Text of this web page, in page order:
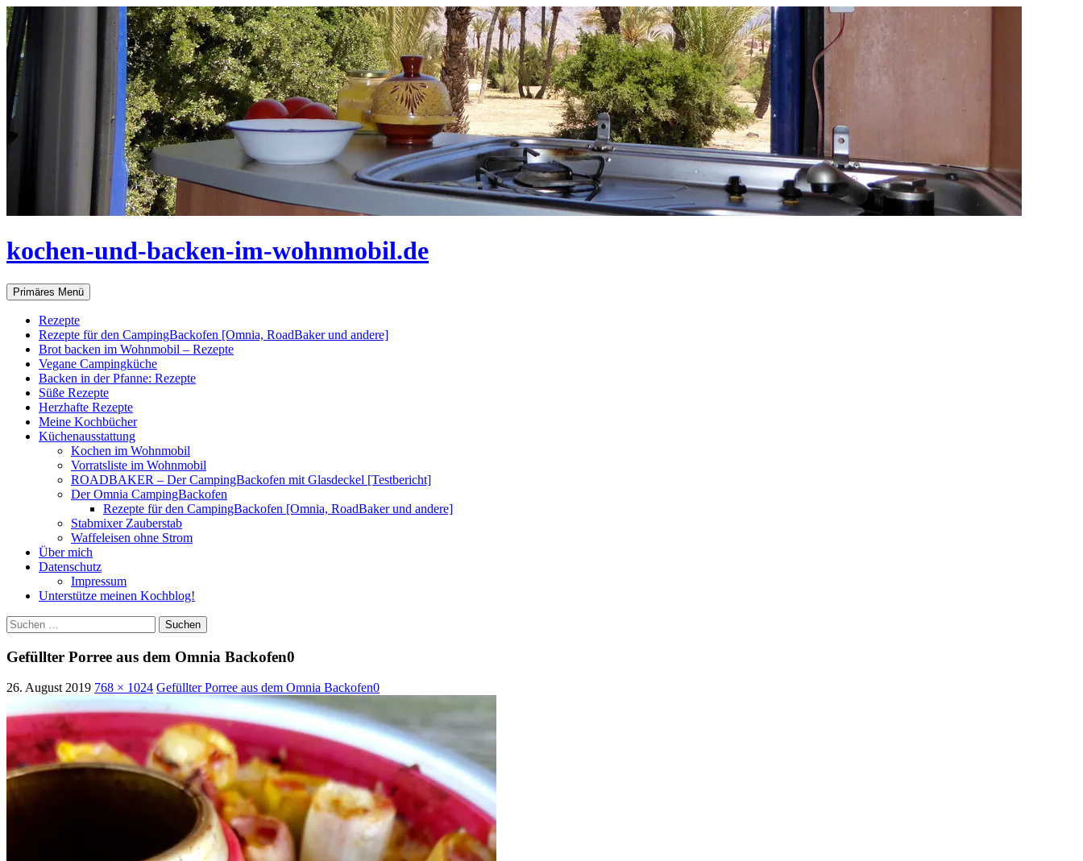
Zum
Inhalt
springen
kochen-und-backen-im-wohnmobil.de
Suchen
Primäres Menü
Rezepte
Rezepte für den CampingBackofen [Omnia, RoadBaker und andere]
Brot backen im Wohnmobil – Rezepte
Vegane Campingküche
Backen in der Pfanne: Rezepte
Süße Rezepte
Herzhafte Rezepte
Meine Kochbücher
Küchenausstattung
Kochen im Wohnmobil
Vorratsliste im Wohnmobil
ROADBAKER – Der CampingBackofen mit Glasdeckel [Testbericht]
Der Omnia CampingBackofen
Rezepte für den CampingBackofen [Omnia, RoadBaker und andere]
Stabmixer Zauberstab
Waffeleisen ohne Strom
Über mich
Datenschutz
Impressum
Unterstütze meinen Kochblog!
Suchen
nach:
Gefüllter Porree aus dem Omnia Backofen0
26. August 2019 768 × 1024 Gefüllter Porree aus dem Omnia Backofen0